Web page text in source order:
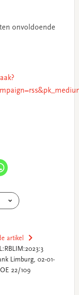
onvoldoende
artikel
Limburg, 02-01-
22/109